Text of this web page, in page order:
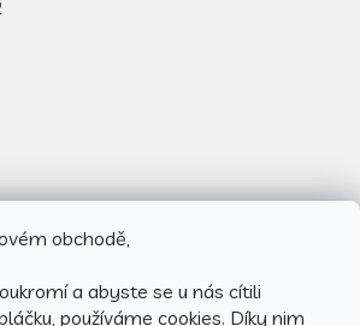
obchodě,
a abyste se u nás cítili
používáme cookies. Díky nim